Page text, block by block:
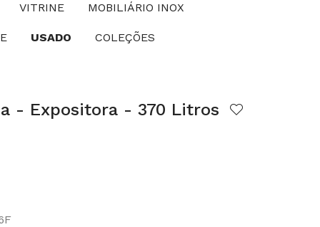
VITRINE MOBILIÁRIO INOX
USADO COLEÇÕES
- Expositora - 370 Litros